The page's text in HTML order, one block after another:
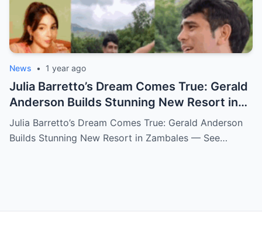
News • 1 year ago
Julia Barretto’s Dream Comes True: Gerald
Anderson Builds Stunning New Resort in
Zambales — See How Blessed She Really
Is!
Julia Barretto’s Dream Comes True: Gerald Anderson
Builds Stunning New Resort in Zambales — See…